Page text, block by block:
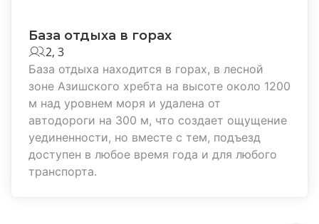
База отдыха в горах
2, 3
База отдыха находится в горах, в лесной
зоне Азишского хребта на высоте около 1200
м над уровнем моря и удалена от
автодороги на 300 м, что создает ощущение
уединенности, но вместе с тем, подъезд
доступен в любое время года и для любого
транспорта.